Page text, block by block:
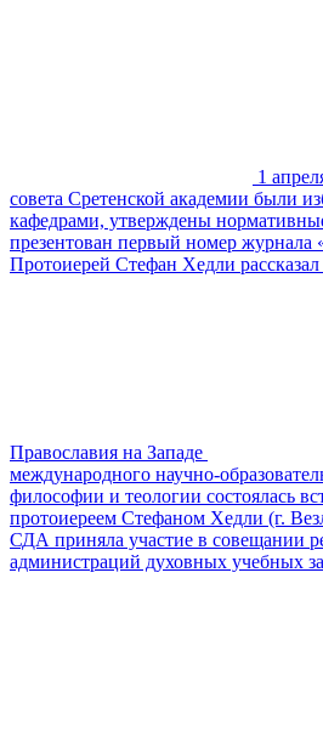
1
совета Сретенской академии были
кафедрами, утверждены
презентован первый номер журнала
Протоиерей Стефан Хедли
Православия на Западе
международного научно-
философии и теологии состоялась
протоиереем Стефаном Хедли (г.
СДА приняла участие в совещании
администраций духовных учебных